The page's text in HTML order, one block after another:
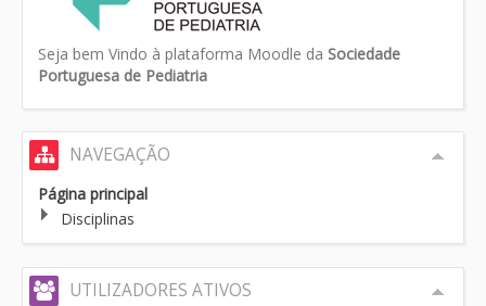
Seja bem Vindo à plataforma Moodle da Sociedade
Portuguesa de Pediatria
NAVEGAÇÃO
Página principal
Disciplinas
UTILIZADORES ATIVOS